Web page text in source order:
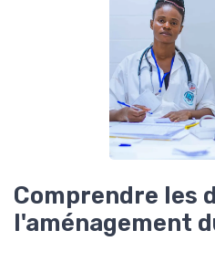
Comprendre les
l'aménagement